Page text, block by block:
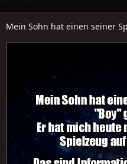
Mein Sohn hat einen seiner